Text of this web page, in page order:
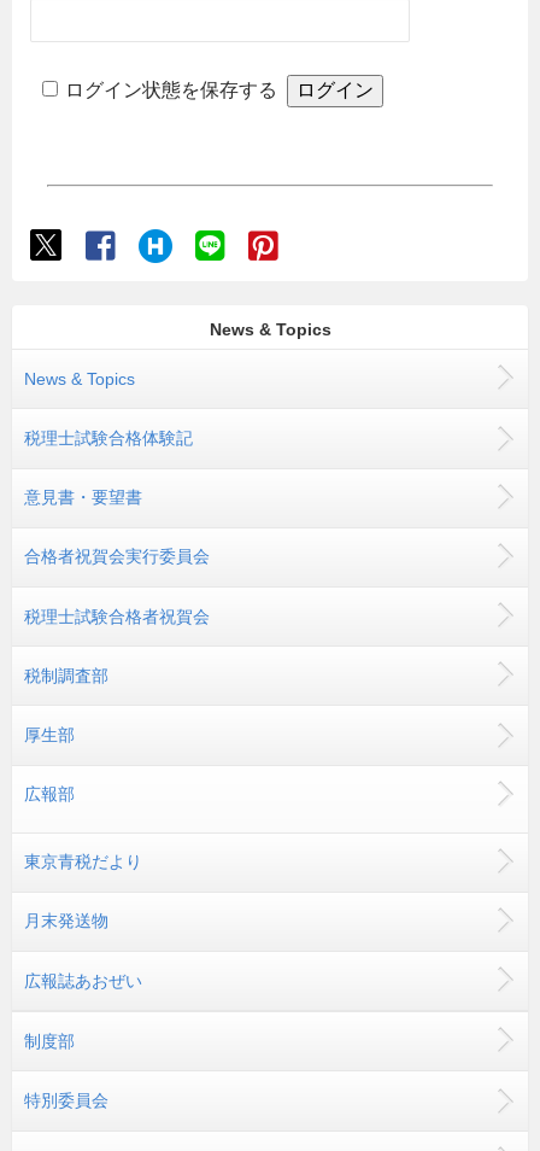
ログイン状態を保存する
News & Topics
News & Topics
税理士試験合格体験記
意見書・要望書
合格者祝賀会実行委員会
税理士試験合格者祝賀会
税制調査部
厚生部
広報部
東京青税だより
月末発送物
広報誌あおぜい
制度部
特別委員会